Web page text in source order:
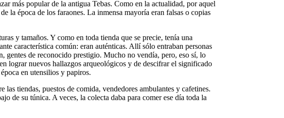
más popular de la antigua Tebas. Como en la actualidad, por aquel
la época de los faraones. La inmensa mayoría eran falsas o copias
y tamaños. Y como en toda tienda que se precie, tenía una
característica común: eran auténticas. Allí sólo entraban personas
gentes de reconocido prestigio. Mucho no vendía, pero, eso sí, lo
lograr nuevos hallazgos arqueológicos y de descifrar el significado
en utensilios y papiros.
tiendas, puestos de comida, vendedores ambulantes y cafetines.
de su túnica. A veces, la colecta daba para comer ese día toda la